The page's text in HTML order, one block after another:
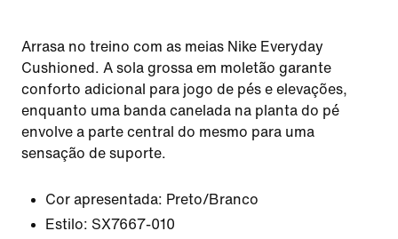
Arrasa no treino com as meias Nike Everyday
Cushioned. A sola grossa em moletão garante
conforto adicional para jogo de pés e elevações,
enquanto uma banda canelada na planta do pé
envolve a parte central do mesmo para uma
sensação de suporte.
Cor apresentada: Preto/Branco
Estilo: SX7667-010